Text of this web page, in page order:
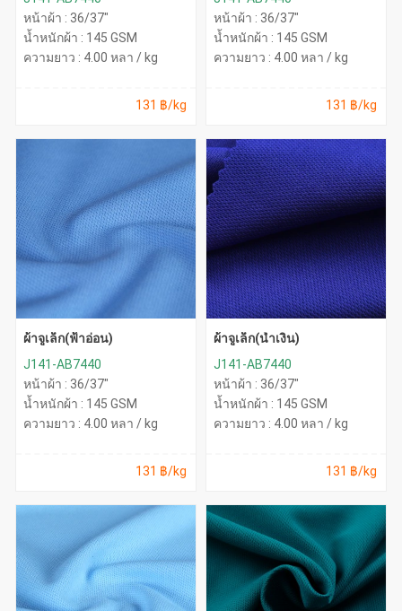
หน้าผ้า : 36/37"
น้ำหนักผ้า : 145 GSM
ความยาว : 4.00 หลา / kg
131 ฿/kg
หน้าผ้า : 36/37"
น้ำหนักผ้า : 145 GSM
ความยาว : 4.00 หลา / kg
131 ฿/kg
ผ้าจูเล็ก(ฟ้าอ่อน)
J141-AB7440
หน้าผ้า : 36/37"
น้ำหนักผ้า : 145 GSM
ความยาว : 4.00 หลา / kg
131 ฿/kg
ผ้าจูเล็ก(น้ำเงิน)
J141-AB7440
หน้าผ้า : 36/37"
น้ำหนักผ้า : 145 GSM
ความยาว : 4.00 หลา / kg
131 ฿/kg